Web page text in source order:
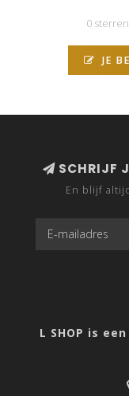
0
JE
SCHRIJF
En blijf
L SHOP is